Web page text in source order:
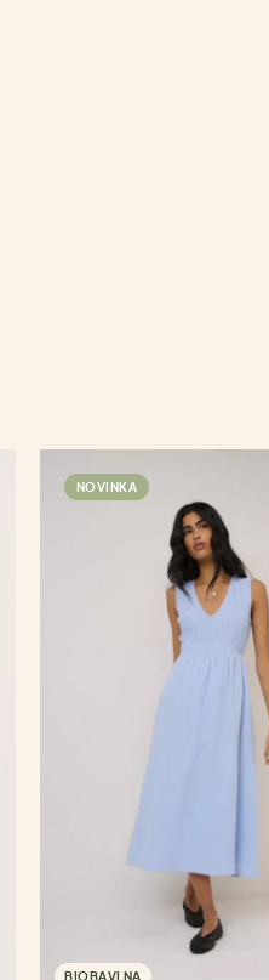
NOVINKA
BIOBAVLNA